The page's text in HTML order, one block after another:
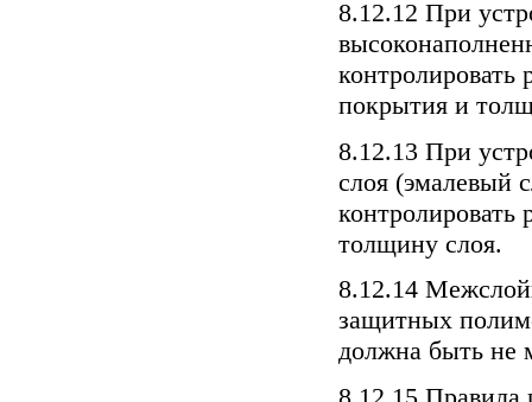
8.12.12 При
контролировать
покрытия и
8.12.13 При
слоя (эмалевый
контролировать
толщину слоя.
8.12.14
защитных
должна быть не